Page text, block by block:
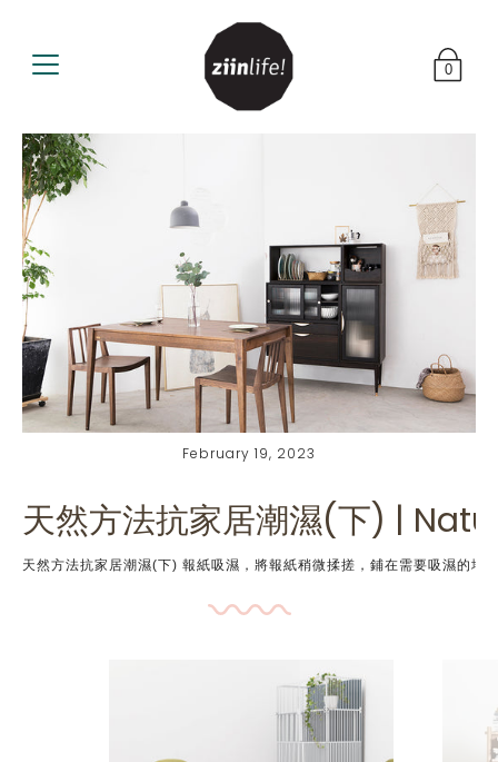
0
February 19, 2023
天然方法抗家居潮濕(下) |
天然方法抗家居潮濕(下) 報紙吸濕，將報紙稍微揉搓，鋪在需要吸